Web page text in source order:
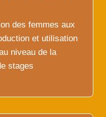
des femmes aux
et utilisation
niveau de la
stages